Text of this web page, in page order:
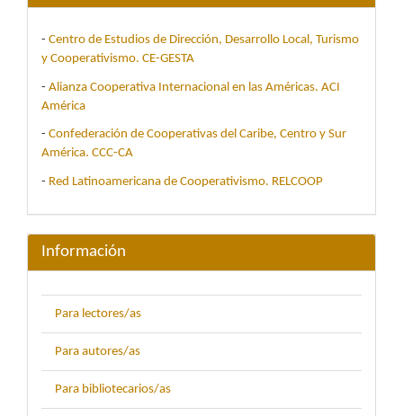
- Centro de Estudios de Dirección, Desarrollo Local, Turismo
y Cooperativismo. CE-GESTA
- Alianza Cooperativa Internacional en las Américas. ACI
América
- Confederación de Cooperativas del Caribe, Centro y Sur
América. CCC-CA
- Red Latinoamericana de Cooperativismo. RELCOOP
Información
Para lectores/as
Para autores/as
Para bibliotecarios/as